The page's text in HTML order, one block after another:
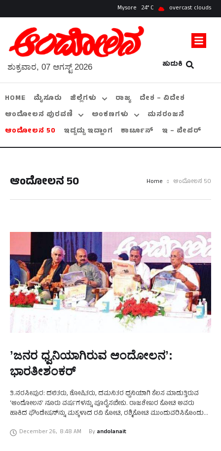
Mysore 24 overcast clouds
ಹುಡುಕಿ
ಶುಕ್ರವಾರ, 07 ಆಗಸ್ಟ್ 2026
HOME ಮೈಸೂರು ಜಿಲ್ಲೆಗಳು ರಾಜ್ಯ
ದೇಶ – ವಿದೇಶ
ಆಂದೋಲನ ಪುರವಣಿ
ಅಂಕಣಗಳು
ಮನರಂಜನೆ
ಆಂದೋಲನ 50
ಇದ್ದದ್ದು ಇದ್ಹಾಂಗ ಕಾರ್ಟೂನ್ ಇ – ಪೇಪರ್
ಆಂದೋಲನ 50 Home ಆಂದೋಲನ 50
ʼಜನರ ಧ್ವನಿಯಾಗಿರುವ ಆಂದೋಲನʼ:
ಭಾರತೀಶಂಕರ್‌
ತಿ.ನರಸೀಪುರ: ದಲಿತರು, ಶೋಷಿತರು, ದಮನಿತರ ಧ್ವನಿಯಾಗಿ ಕೆಲಸ ಮಾಡುತ್ತಿರುವ
‘ಆಂದೋಲನ’ ನೂರು ವರ್ಷಗಳನ್ನು ಪೂರೈಸಬೇಕು. ರಾಜಶೇಖರ ಕೋಟಿ ಅವರು
ಹಾಕಿದ ಫೌಂಡೇಷನ್‌ನ್ನು ಮಕ್ಕಳಾದ ರವಿ ಕೋಟಿ, ರಶ್ಮಿಕೋಟಿ ಮುಂದುವರಿಸಿಕೊಂಡು
ಡಾ.ಎನ್.ಎಲ್.ಭಾರತೀಶಂಕರ್ …
December 26, 8:48 AM By andolanait